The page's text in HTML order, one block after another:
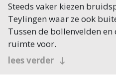
Steeds vaker kiezen
Teylingen waar ze ook
Tussen de bollenvelden
ruimte voor.
De gemeente bundelt
lees verder